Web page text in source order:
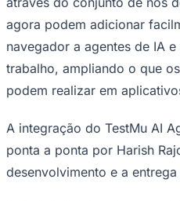
Corinthians
agora podem adicionar
navegador a agentes de IA
trabalho, ampliando o que
podem realizar em
A integração do TestMu AI
ponta a ponta por Harish
desenvolvimento e a